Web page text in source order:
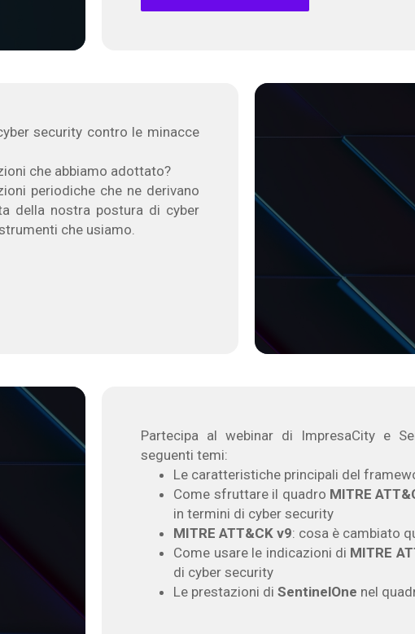
security contro le minacce
che abbiamo adottato?
periodiche che ne derivano
della nostra postura di cyber
che usiamo.
Partecipa al webinar di ImpresaCity e
seguenti temi:
Le caratteristiche principali del
Come sfruttare il quadro MITRE
in termini di cyber security
MITRE ATT&CK v9: cosa è cambiato
Come usare le indicazioni di MITRE
di cyber security
Le prestazioni diSentinelOne nel